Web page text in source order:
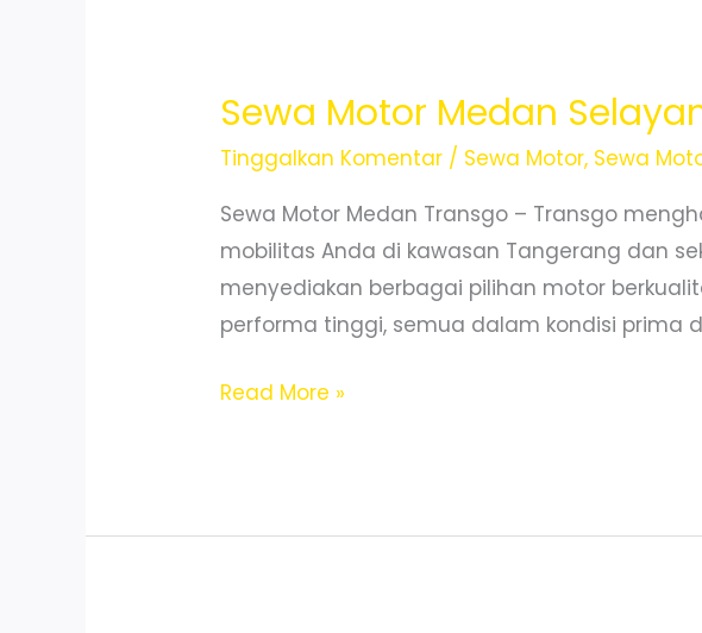
Antar
Cepat
Sewa Motor Medan
Tinggalkan Komentar / Sewa Motor, Sewa
Sewa Motor Medan Transgo – Transgo
mobilitas Anda di kawasan Tangerang dan
menyediakan berbagai pilihan motor
performa tinggi, semua dalam kondisi prima
Sewa
Harga
Read More »